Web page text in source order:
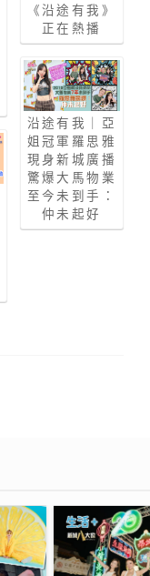
《沿途有我》
正在熱播
沿途有我｜亞
姐冠軍羅思雅
現身新城廣播
驚爆大馬物業
至今未到手：
仲未起好